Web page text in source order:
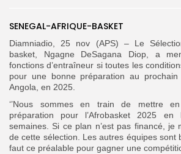
SENEGAL-AFRIQUE-BASKET
Diamniadio, 25 nov (APS) – Le
basket, Ngagne DeSagana Diop, a
fonctions d’entraîneur si toutes les
pour une bonne préparation au prochain
Angola, en 2025.
‘’Nous sommes en train de mettre
préparation pour l’Afrobasket 2025 en
semaines. Si ce plan n’est pas financé, je
de cette sélection. Les autres équipes sont
faut ce préalable pour gagner une